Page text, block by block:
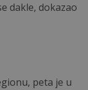
dakle, dokazao
peta je u